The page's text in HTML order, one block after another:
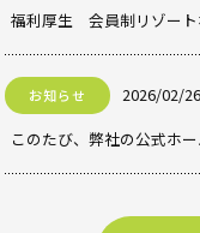
福利厚生 会員制リゾート
お知らせ 2026/02/26
このたび、弊社の公式ホ